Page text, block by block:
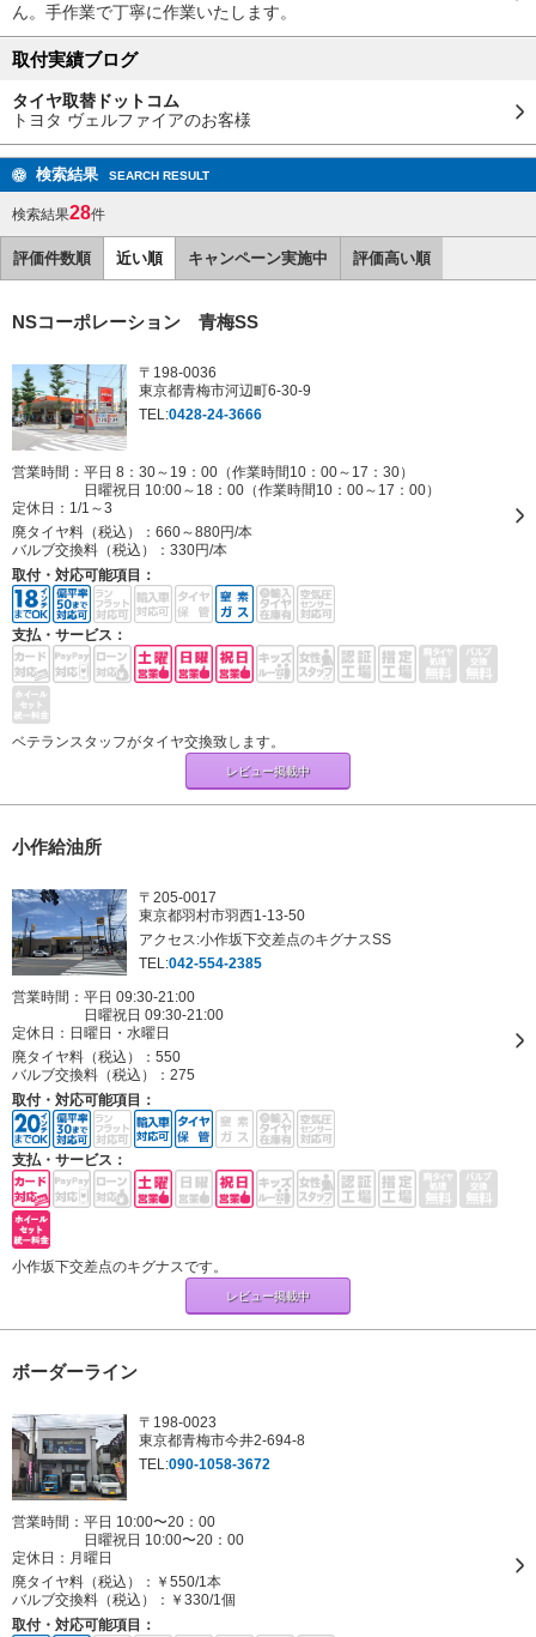
ん。手作業で丁寧に作業いたします。
取付実績ブログ
タイヤ取替ドットコム
トヨタ ヴェルファイアのお客様
検索結果 SEARCH RESULT
検索結果28件
評価件数順 近い順 キャンペーン実施中 評価高い順
NSコーポレーション 青梅SS
〒198-0036
東京都青梅市河辺町6-30-9
TEL:0428-24-3666
営業時間：平日 8：30～19：00（作業時間10：00～17：30）
日曜祝日 10:00～18：00（作業時間10：00～17：00）
定休日： 1/1～3
廃タイヤ料（税込）： 660～880円/本
バルブ交換料（税込）： 330円/本
取付・対応可能項目：
支払・サービス：
ベテランスタッフがタイヤ交換致します。
レビュー掲載中
小作給油所
〒205-0017
東京都羽村市羽西1-13-50
アクセス:小作坂下交差点のキグナスSS
TEL:042-554-2385
営業時間：平日 09:30-21:00
日曜祝日 09:30-21:00
定休日： 日曜日・水曜日
廃タイヤ料（税込）： 550
バルブ交換料（税込）： 275
取付・対応可能項目：
支払・サービス：
小作坂下交差点のキグナスです。
レビュー掲載中
ボーダーライン
〒198-0023
東京都青梅市今井2-694-8
TEL:090-1058-3672
営業時間：平日 10:00〜20：00
日曜祝日 10:00〜20：00
定休日： 月曜日
廃タイヤ料（税込）： ￥550/1本
バルブ交換料（税込）： ￥330/1個
取付・対応可能項目：